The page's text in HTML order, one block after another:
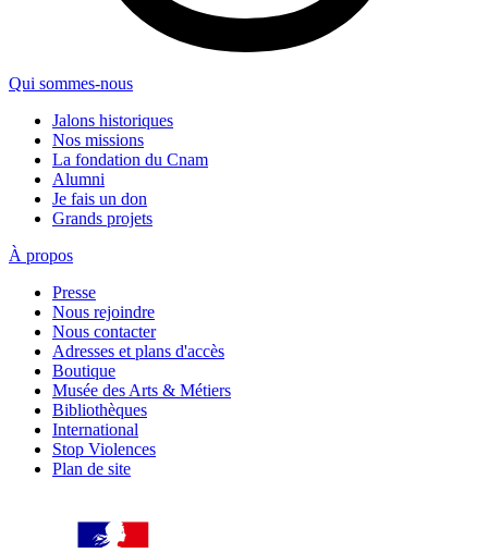
Qui sommes-nous
Jalons historiques
Nos missions
La fondation du Cnam
Alumni
Je fais un don
Grands projets
À propos
Presse
Nous rejoindre
Nous contacter
Adresses et plans d'accès
Boutique
Musée des Arts & Métiers
Bibliothèques
International
Stop Violences
Plan de site